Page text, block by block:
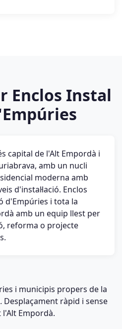
Enclos Instal
capital de l'Alt Empordà i
amb un nucli
moderna amb
d'instal·lació. Enclos
d'Empúries i tota la
amb un equip llest per
reforma o projecte
i municipis propers de la
Desplaçament ràpid i sense
Empordà.